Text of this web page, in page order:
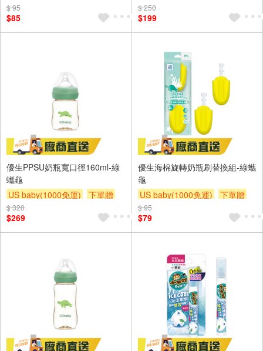
滿額贈
$ 95
$85
$ 250
$199
優生PPSU奶瓶寬口徑160ml-綠
蠵龜
US baby(1000免運)
下單贈
滿額贈
$ 320
$269
優生海棉旋轉奶瓶刷替換組-綠蠵
龜
US baby(1000免運)
下單贈
滿額贈
$ 95
$79